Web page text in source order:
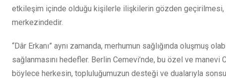
etkileşim içinde olduğu kişilerle ilişkilerin gözden
merkezindedir.
“Dâr Erkanı” aynı zamanda, merhumun sağlığında oluşmuş
sağlanmasını hedefler. Berlin Cemevi’nde, bu özel ve
böylece herkesin, topluluğumuzun desteği ve dualarıyla